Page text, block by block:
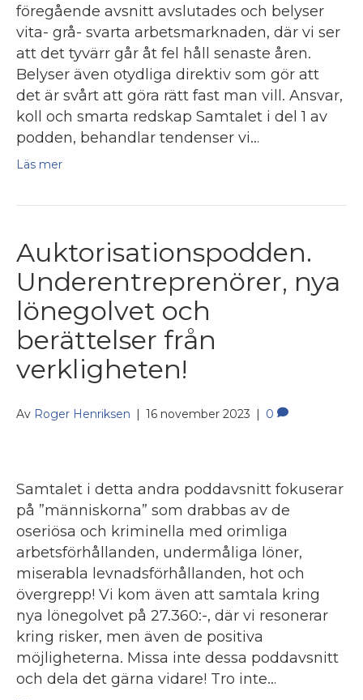
föregående avsnitt avslutades och belyser
vita- grå- svarta arbetsmarknaden, där vi ser
att det tyvärr går åt fel håll senaste åren.
Belyser även otydliga direktiv som gör att
det är svårt att göra rätt fast man vill. Ansvar,
koll och smarta redskap Samtalet i del 1 av
podden, behandlar tendenser vi…
Läs mer
Auktorisationspodden.
Underentreprenörer, nya
lönegolvet och
berättelser från
verkligheten!
Av Roger Henriksen | 16 november 2023 | 0
Samtalet i detta andra poddavsnitt fokuserar
på ”människorna” som drabbas av de
oseriösa och kriminella med orimliga
arbetsförhållanden, undermåliga löner,
miserabla levnadsförhållanden, hot och
övergrepp! Vi kom även att samtala kring
nya lönegolvet på 27.360:-, där vi resonerar
kring risker, men även de positiva
möjligheterna. Missa inte dessa poddavsnitt
och dela det gärna vidare! Tro inte…